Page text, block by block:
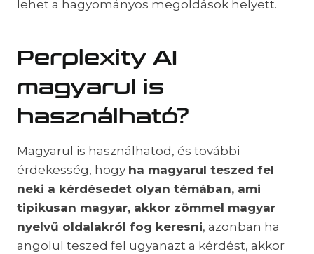
lehet a hagyományos megoldások helyett.
Perplexity AI
magyarul is
használható?
Magyarul is használhatod, és további
érdekesség, hogy ha magyarul teszed fel
neki a kérdésedet olyan témában, ami
tipikusan magyar, akkor zömmel magyar
nyelvű oldalakról fog keresni, azonban ha
angolul teszed fel ugyanazt a kérdést, akkor